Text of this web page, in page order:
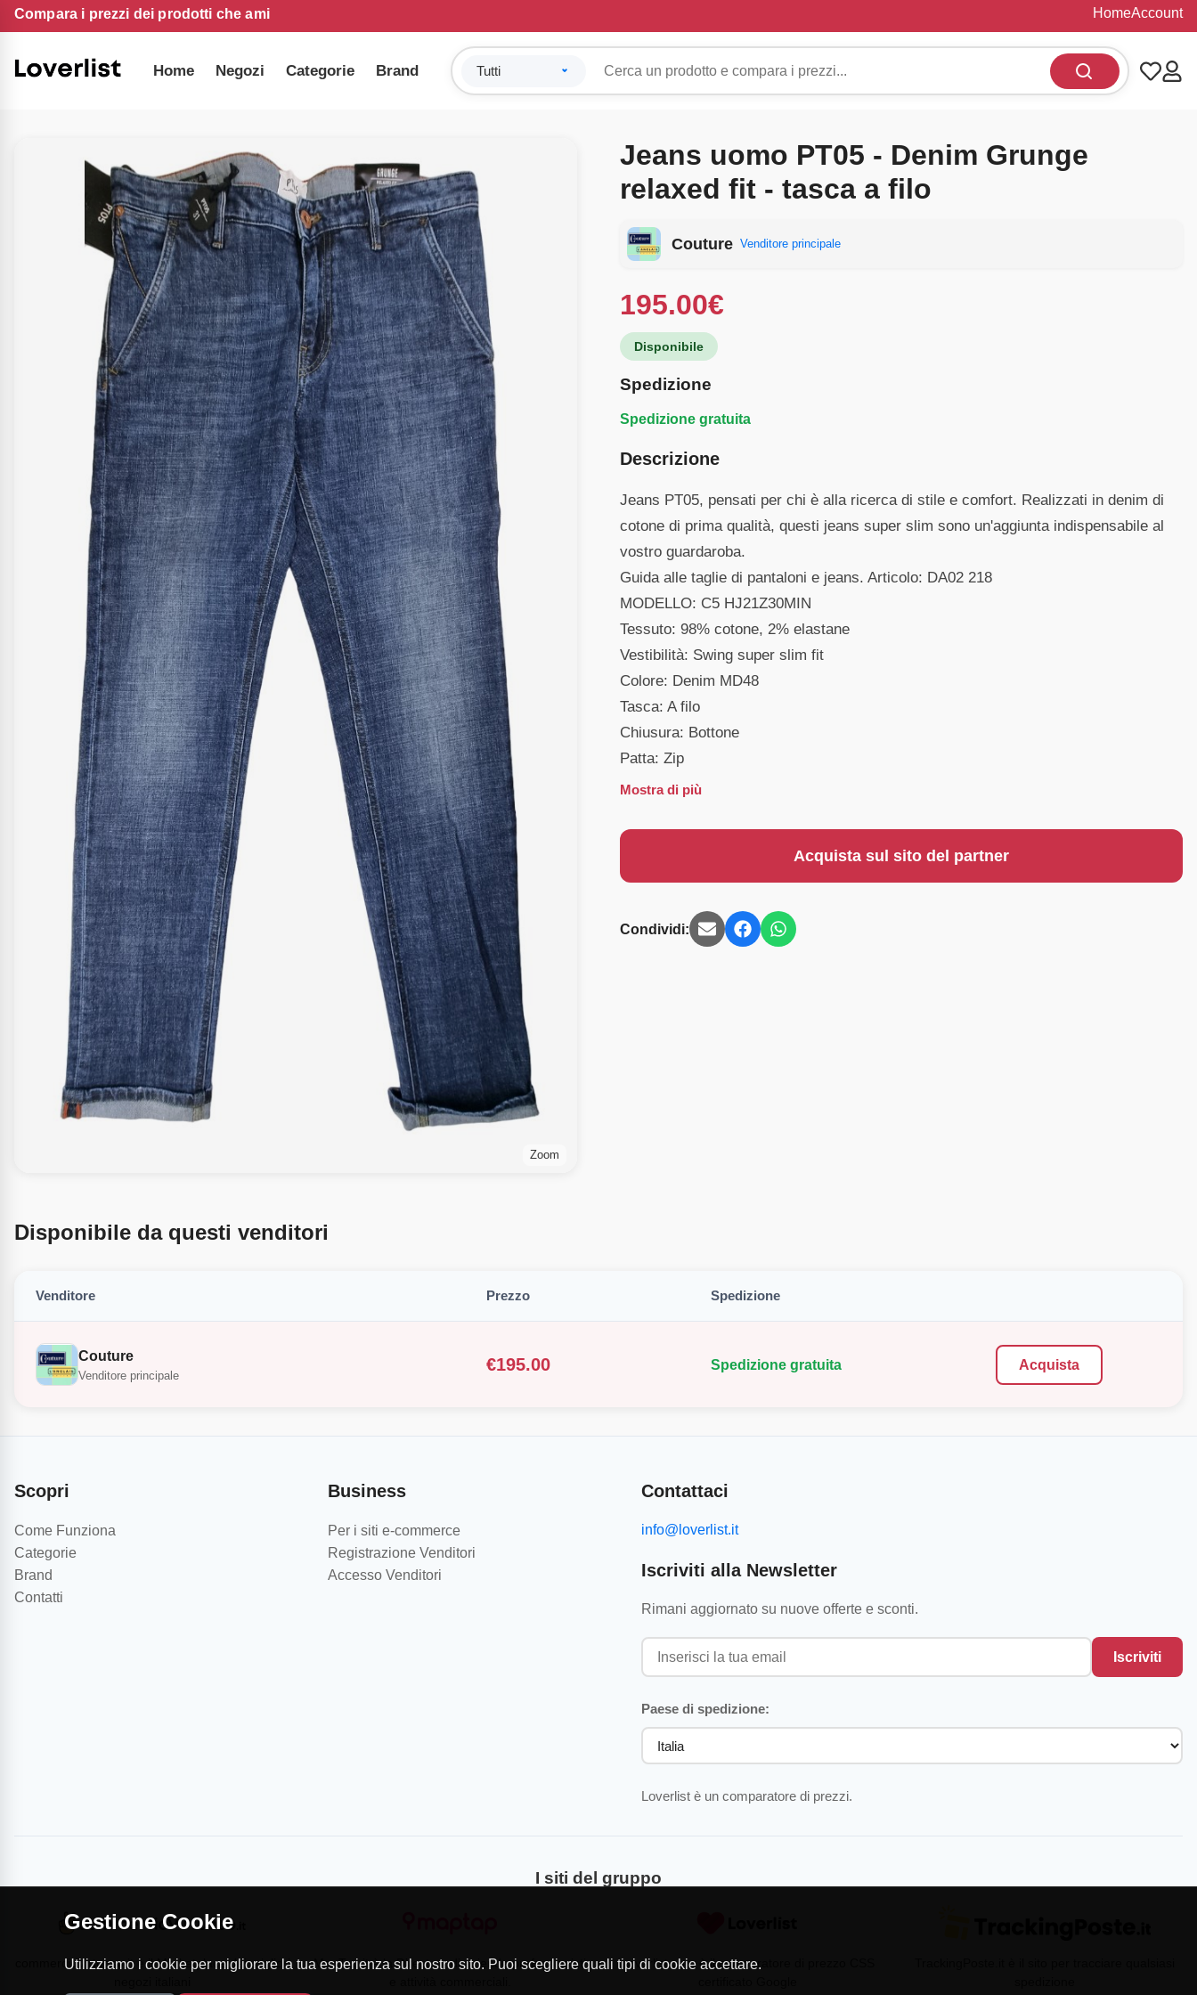
Compara i prezzi dei prodotti che ami HomeAccount
Home Negozi Categorie Brand
Zoom
Jeans uomo PT05 - Denim Grunge
relaxed fit - tasca a filo
Couture Venditore principale
195.00€
Disponibile
Spedizione
Spedizione gratuita
Descrizione
Jeans PT05, pensati per chi è alla ricerca di stile e comfort. Realizzati in denim di
cotone di prima qualità, questi jeans super slim sono un'aggiunta indispensabile al
vostro guardaroba.
Guida alle taglie di pantaloni e jeans. Articolo: DA02 218
MODELLO: C5 HJ21Z30MIN
Tessuto: 98% cotone, 2% elastane
Vestibilità: Swing super slim fit
Colore: Denim MD48
Tasca: A filo
Chiusura: Bottone
Mostra di più
Acquista sul sito del partner
Condividi:
Disponibile da questi venditori
Venditore Prezzo Spedizione
Couture
Venditore principale
€195.00 Spedizione gratuita Acquista
Scopri
Come Funziona
Categorie
Brand
Contatti
Business
Per i siti e-commerce
Registrazione Venditori
Accesso Venditori
Contattaci
info@loverlist.it
Iscriviti alla Newsletter
Rimani aggiornato su nuove offerte e sconti.
Iscriviti
Paese di spedizione:
Loverlist è un comparatore di prezzi.
I siti del gruppo
commercioVirtuoso.it è il Marketplace dei migliori
MapTap.it è la Directory di aziende professionisti
Loverlist.com è il comparatore di prezzo CSS
Gestione Cookie
Utilizziamo i cookie per migliorare la tua esperienza sul nostro sito. Puoi scegliere quali tipi di cookie accettare.